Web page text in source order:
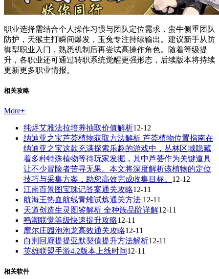
职业选择需结合个人操作习惯与团队定位需求，蛮牛侧重团队
防护，天猴主打瞬间爆发，玉兔专注持续输出。建议新手从防
御型职业入门，熟悉机制后再尝试高操作角色。随着等级提
升，各职业还可通过转职系统觉醒更强形态，后续版本将持续
更新更多职业情报。
相关攻略
More+
纯烬艾雅法拉培养抽取价值解析12-12
纳迪亚之宝芦荟植物获取方法解析 芦荟植物位置指南在
纳迪亚之宝这款充满探索乐趣的游戏中，丛林区域隐藏
着多种特殊植物等待玩家发掘，其中芦荟作为关键道具
让不少冒险者苦寻无果。本文将深度解析该植物的定位
技巧与采集方案，助您高效完成收集目标。 12-12
江南百景图宝珠记答案通关攻略12-11
航海王热血航线青雉试炼通关方法 12-11
天道创造生灵图鉴解析 全种族品阶详解12-11
鸣潮联觉等级快速提升攻略12-11
摩尔庄园泡泡龙高效通关攻略12-11
白荆回廊提提亚默契值提升方法解析12-11
英雄联盟手游4.2版本上线时间12-11
相关软件